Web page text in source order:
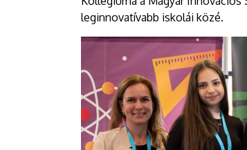
leginnovatívabb iskolái közé.